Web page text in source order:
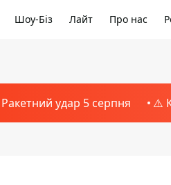
Шоу-Біз Лайт Про нас
удар 5 серпня ⚠️